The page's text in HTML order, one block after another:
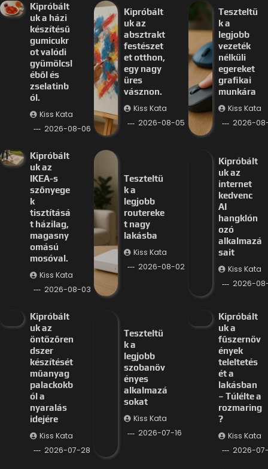
Kipróbált
uk a házi
készítésű
gumicukr
ot valódi
gyümölcsl
éből és
zselatinb
ól.
Kiss Kata
2026-08-06
Kipróbált
uk az
absztrakt
festészet
et otthon,
egy nagy
üres
vásznon.
Kiss Kata
2026-08-05
Teszteltü
k a
legjobb
vezeték
nélküli
egereket
grafikai
munkára
Kiss Kata
2026-
Kipróbált
uk az
IKEA-s
szőnyege
k
tisztításá
t házilag,
magasny
omású
mosóval.
Kiss Kata
2026-08-03
Teszteltü
k a
legjobb
routereke
t nagy
lakásba
Kiss Kata
2026-08-02
Kipróbált
uk az
internet
kedvenc
AI
hangklón
ozó
alkalmazá
sait
Kiss Kata
2026-
Kipróbált
uk az
öntözőren
dszer
készítését
műanyag
palackokb
ól a
nyaralás
idejére
Kiss Kata
2026-07-28
Teszteltü
k a
legjobb
szobanöv
ényes
alkalmazá
sokat
Kiss Kata
2026-07-16
Kipróbált
uk a
fűszernöv
ények
teleltetés
ét a
lakásban
– Túlélte a
rozmaring
?
Kiss Kata
2026-